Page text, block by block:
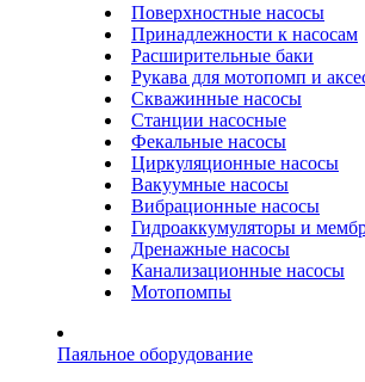
Поверхностные насосы
Принадлежности к насосам
Расширительные баки
Рукава для мотопомп и
Скважинные насосы
Станции насосные
Фекальные насосы
Циркуляционные насосы
Вакуумные насосы
Вибрационные насосы
Гидроаккумуляторы и
Дренажные насосы
Канализационные насосы
Мотопомпы
Паяльное оборудование